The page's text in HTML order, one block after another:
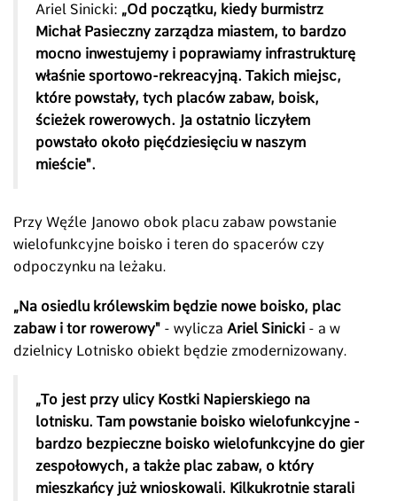
Ariel Sinicki: „Od początku, kiedy burmistrz
Michał Pasieczny zarządza miastem, to bardzo
mocno inwestujemy i poprawiamy infrastrukturę
właśnie sportowo-rekreacyjną. Takich miejsc,
które powstały, tych placów zabaw, boisk,
ścieżek rowerowych. Ja ostatnio liczyłem
powstało około pięćdziesięciu w naszym
mieście".
Przy Węźle Janowo obok placu zabaw powstanie
wielofunkcyjne boisko i teren do spacerów czy
odpoczynku na leżaku.
„Na osiedlu królewskim będzie nowe boisko, plac
zabaw i tor rowerowy" - wylicza Ariel Sinicki - a w
dzielnicy Lotnisko obiekt będzie zmodernizowany.
„To jest przy ulicy Kostki Napierskiego na
lotnisku. Tam powstanie boisko wielofunkcyjne -
bardzo bezpieczne boisko wielofunkcyjne do gier
zespołowych, a także plac zabaw, o który
mieszkańcy już wnioskowali. Kilkukrotnie starali